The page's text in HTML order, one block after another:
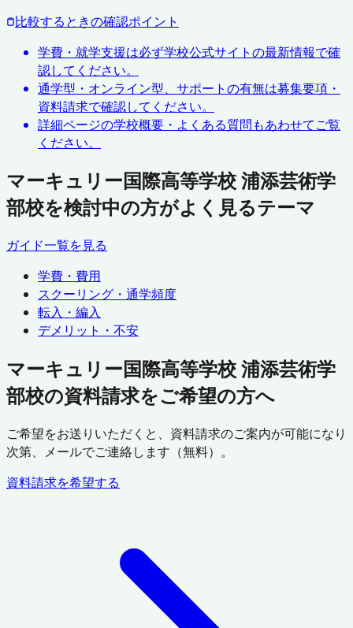
比較するときの確認ポイント
学費・就学支援は必ず学校公式サイトの最新情報で確
認してください。
通学型・オンライン型、サポートの有無は募集要項・
資料請求で確認してください。
詳細ページの学校概要・よくある質問もあわせてご覧
ください。
マーキュリー国際高等学校 浦添芸術学
部校を検討中の方がよく見るテーマ
ガイド一覧を見る
学費・費用
スクーリング・通学頻度
転入・編入
デメリット・不安
マーキュリー国際高等学校 浦添芸術学
部校の資料請求をご希望の方へ
ご希望をお送りいただくと、資料請求のご案内が可能になり
次第、メールでご連絡します（無料）。
資料請求を希望する